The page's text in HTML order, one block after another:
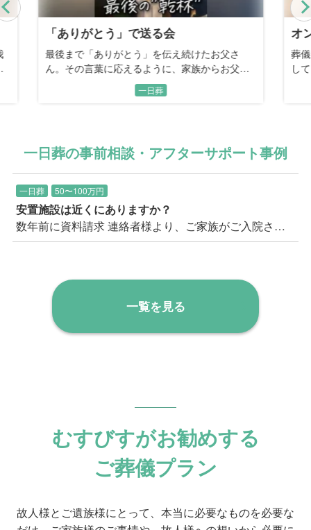
Previous
オンリーワン
葬儀に参列した経験から「人と同じは嫌」と話
していた、看板職人のお父さん。最後は家族の
手で描く、世界に一つだけの恩返しの時間。
一日葬
母
記
お
一日葬の事前相談・アフターサポート事例
一日葬 50〜100万円
安置施設は近くにありますか？
数年前に資料請求 連絡者様より、ご家族がご入院されたとのことで、そろそろ考えておこうと思われての久し振りのお問い合わせ。 以前お送りした見積書を失くしてしまったとのことでした。 まずご質問に上がったのは、三郷市内で安置施設があるか？ということ。 現在、三郷市内にはご安置可能な施設の空きがないので、隣の流山市になる可能性が高いことをご案内。 また入院された病院を起点で考えると、もう一つの候補としては足立区が候補として挙がることをご案内。 連絡者のお住まいから足立区は遠いいう印象だったため、まずは流山市に安置し、最寄りの三郷市斎場の霊安室へ後日移動することも出来る旨をご案内し、ご安心いただきました。 上記安置場所の距離や安置料などの費用面も少し気になされており、お見積りを事前に再度ご送付の上、 改めてご説明や万が一の流れ等もご説明し、この機会にクリアにしていきましょうとお伝えし、事前相談のご予約をいただきました。
一覧を見る
むすびすがお勧めする
ご葬儀プラン
故人様とご遺族様にとって、本当に必要なものを必要な